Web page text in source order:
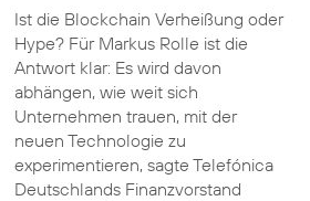
Ist die Blockchain Verheißung oder
Hype? Für Markus Rolle ist die
Antwort klar: Es wird davon
abhängen, wie weit sich
Unternehmen trauen, mit der
neuen Technologie zu
experimentieren, sagte Telefónica
Deutschlands Finanzvorstand